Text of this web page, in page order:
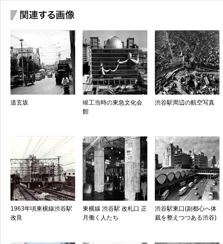
道玄坂
竣工当時の東急文化会
館
渋谷駅周辺の航空写真
1963年頃東横線渋谷駅
改良
東横線 渋谷駅 改札口 正
月働く人たち
渋谷駅東口(副都心へ体
裁を整えつつある渋谷)